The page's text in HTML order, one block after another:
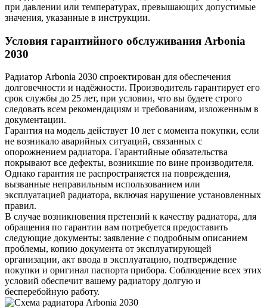
при давлении или температурах, превышающих допустимые
значения, указанные в инструкции.
Условия гарантийного обслуживания Arbonia
2030
Радиатор Arbonia 2030 спроектирован для обеспечения
долговечности и надёжности. Производитель гарантирует его
срок службы до 25 лет, при условии, что вы будете строго
следовать всем рекомендациям и требованиям, изложенным в
документации.
Гарантия на модель действует 10 лет с момента покупки, если
не возникало аварийных ситуаций, связанных с
опорожнением радиатора. Гарантийные обязательства
покрывают все дефекты, возникшие по вине производителя.
Однако гарантия не распространяется на повреждения,
вызванные неправильным использованием или
эксплуатацией радиатора, включая нарушение установленных
правил.
В случае возникновения претензий к качеству радиатора, для
обращения по гарантии вам потребуется предоставить
следующие документы: заявление с подробным описанием
проблемы, копию документа от эксплуатирующей
организации, акт ввода в эксплуатацию, подтверждение
покупки и оригинал паспорта прибора. Соблюдение всех этих
условий обеспечит вашему радиатору долгую и
бесперебойную работу.